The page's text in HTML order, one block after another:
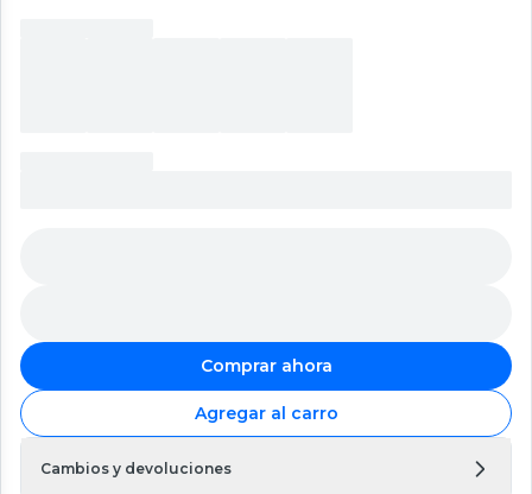
Comprar ahora
Agregar al carro
Cambios y devoluciones